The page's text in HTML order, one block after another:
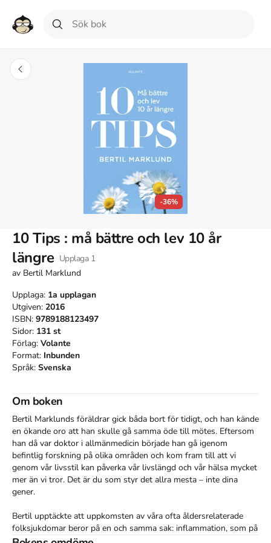
-36%
10 Tips : må bättre och lev 10 år
längre Upplaga 1
av Bertil Marklund
Upplaga: 1a upplagan
Utgiven: 2016
ISBN: 9789188123497
Sidor: 131 st
Förlag: Volante
Format: Inbunden
Språk: Svenska
Om boken
Bertil Marklunds föräldrar gick båda bort för tidigt, och han kände
en ökande oro att han skulle gå samma öde till mötes. Eftersom
han då var doktor i allmänmedicin började han gå igenom
befintlig forskning på olika områden och kom fram till att vi
genom vår livsstil kan påverka vår livslängd och vår hälsa mycket
mer än vi tror. Det är du som styr det allra mesta – inte dina
gener.
Bertil upptäckte att uppkomsten av våra ofta åldersrelaterade
folksjukdomar beror på en och samma sak: inflammation, som på
olika sätt uppstår i vår kropp. Syftet med denna bok är att visa på